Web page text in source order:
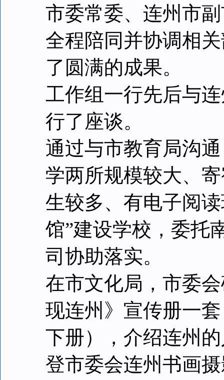
市委常委、连州市
全程陪同并协调相
了圆满的成果。
工作组一行先后与
行了座谈。
通过与市教育局沟
学两所规模较大、
生较多、有电子阅
馆”建设学校，委托
司协助落实。
在市文化局，市委
现连州》宣传册一
下册），介绍连州
登市委会连州书画